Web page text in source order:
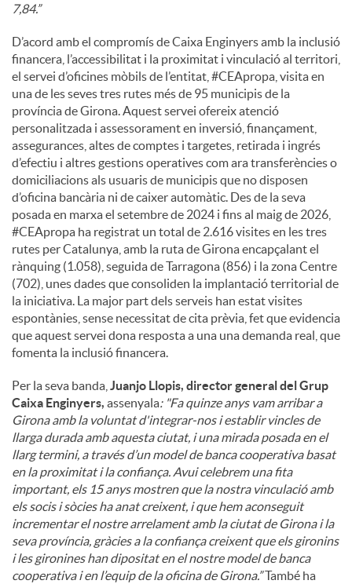
7,84.”
D’acord amb el compromís de Caixa Enginyers amb la inclusió
financera, l’accessibilitat i la proximitat i vinculació al territori,
el servei d’oficines mòbils de l’entitat, #CEApropa, visita en
una de les seves tres rutes més de 95 municipis de la
província de Girona. Aquest servei ofereix atenció
personalitzada i assessorament en inversió, finançament,
assegurances, altes de comptes i targetes, retirada i ingrés
d’efectiu i altres gestions operatives com ara transferències o
domiciliacions als usuaris de municipis que no disposen
d’oficina bancària ni de caixer automàtic. Des de la seva
posada en marxa el setembre de 2024 i fins al maig de 2026,
#CEApropa ha registrat un total de 2.616 visites en les tres
rutes per Catalunya, amb la ruta de Girona encapçalant el
rànquing (1.058), seguida de Tarragona (856) i la zona Centre
(702), unes dades que consoliden la implantació territorial de
la iniciativa. La major part dels serveis han estat visites
espontànies, sense necessitat de cita prèvia, fet que evidencia
que aquest servei dona resposta a una una demanda real, que
fomenta la inclusió financera.
Per la seva banda, Juanjo Llopis, director general del Grup
Caixa Enginyers, assenyala: "Fa quinze anys vam arribar a
Girona amb la voluntat d'integrar-nos i establir vincles de
llarga durada amb aquesta ciutat, i una mirada posada en el
llarg termini, a través d’un model de banca cooperativa basat
en la proximitat i la confiança. Avui celebrem una fita
important, els 15 anys mostren que la nostra vinculació amb
els socis i sòcies ha anat creixent, i que hem aconseguit
incrementar el nostre arrelament amb la ciutat de Girona i la
seva província, gràcies a la confiança creixent que els gironins
i les gironines han dipositat en el nostre model de banca
cooperativa i en l’equip de la oficina de Girona.”També ha